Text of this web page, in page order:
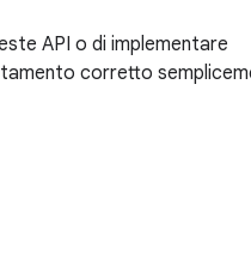
API o di implementare
corretto